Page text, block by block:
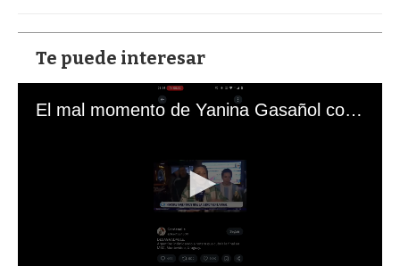
Te puede interesar
El mal momento de Yanina Gasañol con un hincha argentino en "Subrayado"